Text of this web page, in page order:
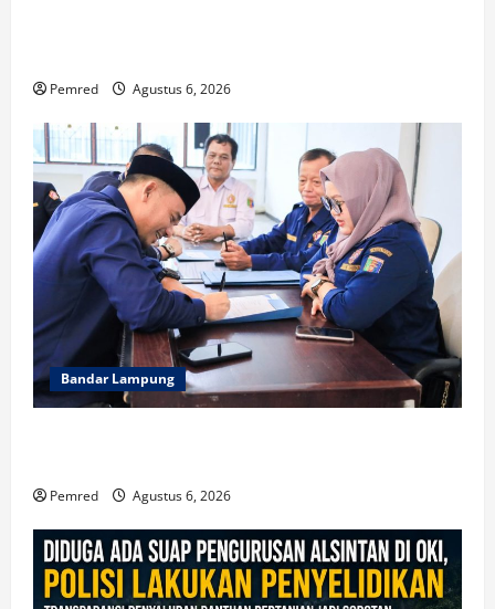
Pemred Agustus 6, 2026
Bandar Lampung
Pemred Agustus 6, 2026